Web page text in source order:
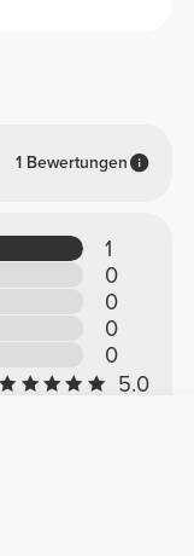
1 Bewertungen
1
0
0
0
0
5.0